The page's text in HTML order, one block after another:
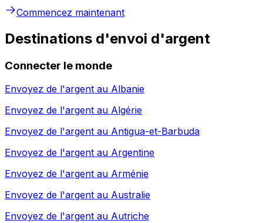
Commencez maintenant
Destinations d'envoi d'argent
Connecter le monde
Envoyez de l'argent au Albanie
Envoyez de l'argent au Algérie
Envoyez de l'argent au Antigua-et-Barbuda
Envoyez de l'argent au Argentine
Envoyez de l'argent au Arménie
Envoyez de l'argent au Australie
Envoyez de l'argent au Autriche